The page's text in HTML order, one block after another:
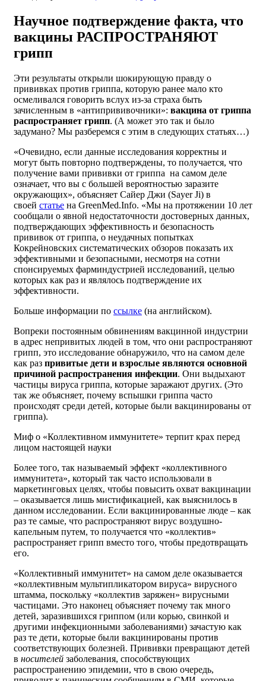
Научное подтверждение факта, что
вакцины РАСПРОСТРАНЯЮТ
грипп
Эти результаты открыли шокирующую правду о
прививках против гриппа, которую ранее мало кто
осмеливался говорить вслух из-за страха быть
зачисленным в «антипрививочники»: вакцина от гриппа
распространяет грипп. (А может это так и было
задумано? Мы разберемся с этим в следующих статьях…)
«Очевидно, если данные исследования корректны и
могут быть повторно подтверждены, то получается, что
получение вами прививки от гриппа на самом деле
означает, что вы с большей вероятностью заразите
окружающих», объясняет Сайер Джи (Sayer Ji) в
своей статье на GreenMed.Info. «Мы на протяжении 10 лет
сообщали о явной недостаточности достоверных данных,
подтверждающих эффективность и безопасность
прививок от гриппа, о неудачных попытках
Кокрейновских систематических обзоров показать их
эффективными и безопасными, несмотря на сотни
спонсируемых фарминдустрией исследований, целью
которых как раз и являлось подтверждение их
эффективности.
Больше информации по ссылке (на английском).
Вопреки постоянным обвинениям вакцинной индустрии
в адрес непривитых людей в том, что они распространяют
грипп, это исследование обнаружило, что на самом деле
как раз привитые дети и взрослые являются основной
причиной распространения инфекции. Они выдыхают
частицы вируса гриппа, которые заражают других. (Это
так же объясняет, почему вспышки гриппа часто
происходят среди детей, которые были вакцинированы от
гриппа).
Миф о «Коллективном иммунитете» терпит крах перед
лицом настоящей науки
Более того, так называемый эффект «коллективного
иммунитета», который так часто использовали в
маркетинговых целях, чтобы повысить охват вакцинации
– оказывается лишь мистификацией, как выяснилось в
данном исследовании. Если вакцинированные люде – как
раз те самые, что распространяют вирус воздушно-
капельным путем, то получается что «коллектив»
распространяет грипп вместо того, чтобы предотвращать
его.
«Коллективный иммунитет» на самом деле оказывается
«коллективным мультипликатором вируса» вирусного
штамма, поскольку «коллектив заряжен» вирусными
частицами. Это наконец объясняет почему так много
детей, заразившихся гриппом (или корью, свинкой и
другими инфекционными заболеваниями) зачастую как
раз те дети, которые были вакцинированы против
соответствующих болезней. Прививки превращают детей
в носителей заболевания, способствующих
распространению эпидемии, что в свою очередь,